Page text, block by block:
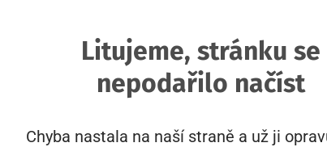
Litujeme, stránku se
nepodařilo načíst
Chyba nastala na naší straně a už ji